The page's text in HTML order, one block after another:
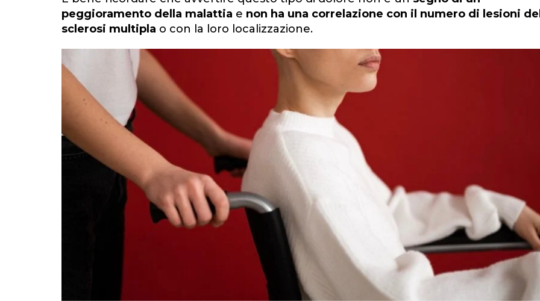
peggioramento della malattia e non ha una correlazione con il numero di lesioni
sclerosi multipla o con la loro localizzazione.